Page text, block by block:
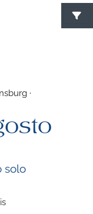
·
solo